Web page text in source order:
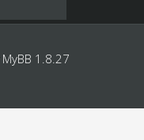
MyBB 1.8.27